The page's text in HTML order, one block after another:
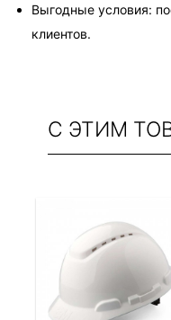
Выгодные условия:
клиентов.
С ЭТИМ